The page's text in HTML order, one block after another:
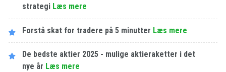
strategi Læs mere
Forstå skat for tradere på 5 minutter Læs mere
De bedste aktier 2025 - mulige aktieraketter i det
nye år Læs mere